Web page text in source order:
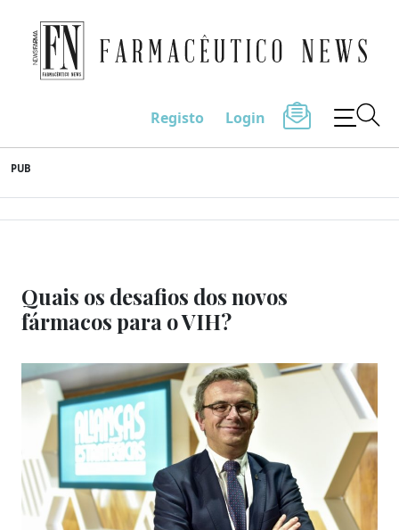
to
content
Farmacêutico News
Registo Login
PUB
Quais os desafios dos novos
fármacos para o VIH?